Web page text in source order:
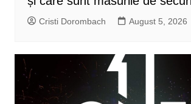
Cristi Dorombach August 5, 2026